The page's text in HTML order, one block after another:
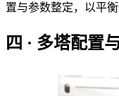
置与参数整定，以平
四 · 多塔配置